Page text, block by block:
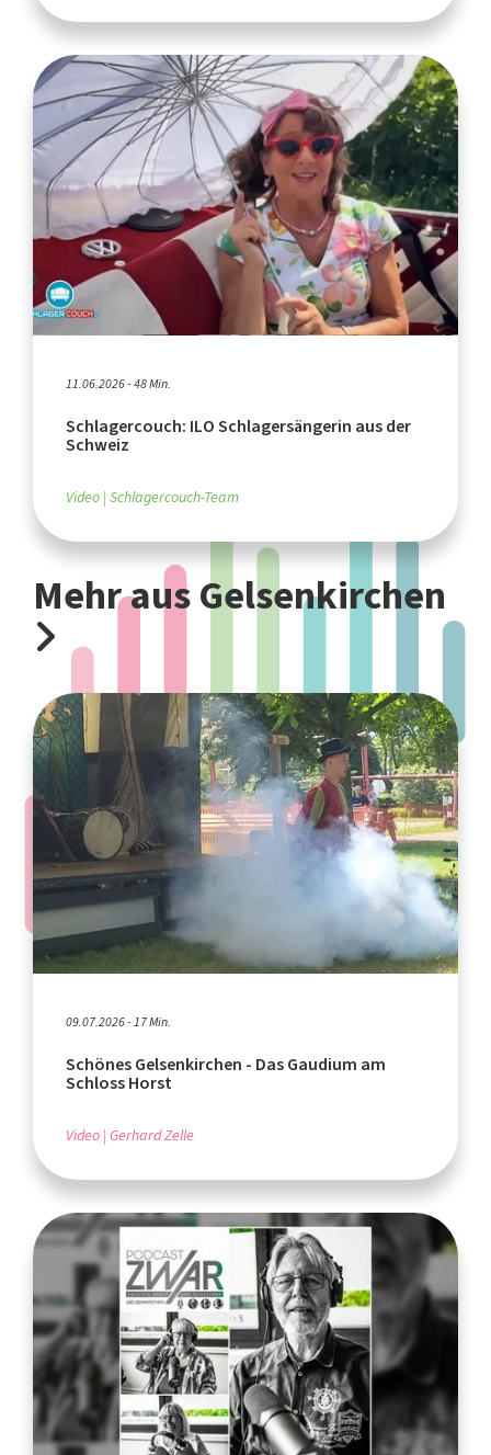
11.06.2026 - 48 Min.
Schlagercouch: ILO Schlagersängerin aus der
Schweiz
Video Schlagercouch-Team
Mehr aus Gelsenkirchen
09.07.2026 - 17 Min.
Schönes Gelsenkirchen - Das Gaudium am
Schloss Horst
Video Gerhard Zelle